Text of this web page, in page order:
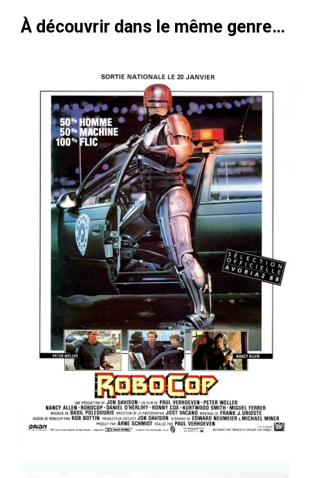
À découvrir dans le même genre…